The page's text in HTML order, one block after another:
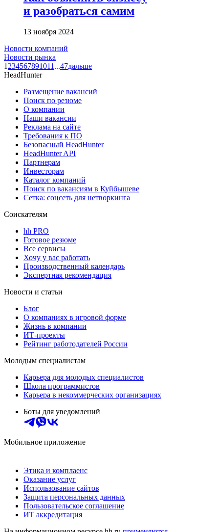
и разобраться самим
13 ноября 2024
Новости компаний
Новости рынка
1 234567891011 ...47дальше
HeadHunter
Размещение вакансий
Поиск по резюме
О компании
Наши вакансии
Реклама на сайте
Требования к ПО
Безопасный HeadHunter
HeadHunter API
Партнерам
Инвесторам
Каталог компаний
Поиск по вакансиям в Куйбышеве
Сетка: соцсеть для нетворкинга
Соискателям
hh PRO
Готовое резюме
Все сервисы
Хочу у вас работать
Производственный календарь
Экспертная рекомендация
Новости и статьи
Блог
О компаниях в игровой форме
Жизнь в компании
ИТ-проекты
Рейтинг работодателей России
Молодым специалистам
Карьера для молодых специалистов
Школа программистов
Карьера в некоммерческих организациях
Боты для уведомлений
Мобильное приложение
Этика и комплаенс
Оказание услуг
Использование сайтов
Защита персональных данных
Пользовательское соглашение
ИТ аккредитация